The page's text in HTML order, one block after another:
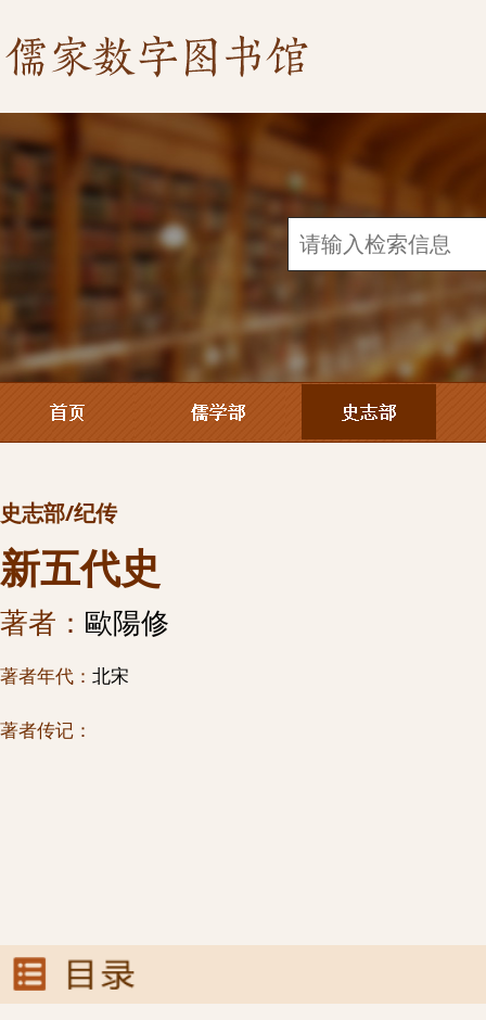
史志部/纪传
新五代史
著者： 歐陽修
著者年代： 北宋
著者传记：